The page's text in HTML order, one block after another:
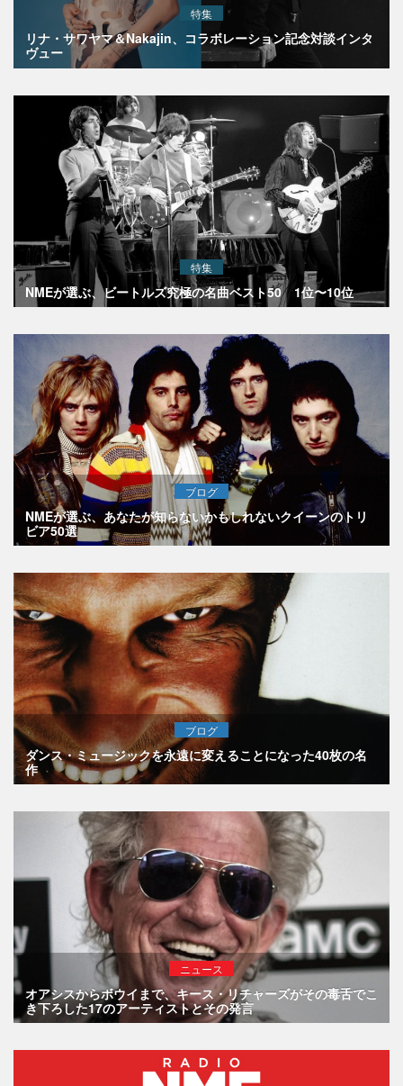
特集
リナ・サワヤマ＆Nakajin、コラボレーション記念対談インタ
ヴュー
特集
NMEが選ぶ、ビートルズ究極の名曲ベスト50 1位〜10位
ブログ
NMEが選ぶ、あなたが知らないかもしれないクイーンのトリ
ビア50選
ブログ
ダンス・ミュージックを永遠に変えることになった40枚の名
作
ニュース
オアシスからボウイまで、キース・リチャーズがその毒舌でこ
き下ろした17のアーティストとその発言